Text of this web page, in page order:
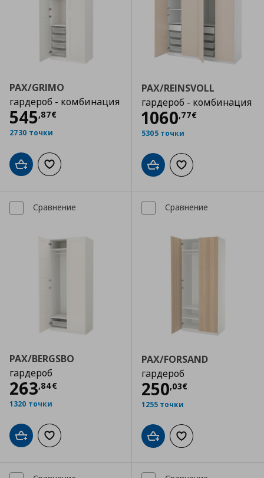
PAX/GRIMO
гардероб - комбинация
545,87€
Цена
2730 точки
Добави в кошницата
Добави към списъка с любими
PAX/REINSVOLL
гардероб - комбинация
1060,77€
Цена1060,77 €
5305 точки
Добави в кошницата
Добави към
Сравнение
PAX/BERGSBO
гардероб
263,84€
Цена263,84 €
1320 точки
Добави в кошницата
Добави към списъка с любими
Сравнение
PAX/FORSAND
гардероб
250,03€
Цена
1255 точки
Добави в кошницата
Добави към